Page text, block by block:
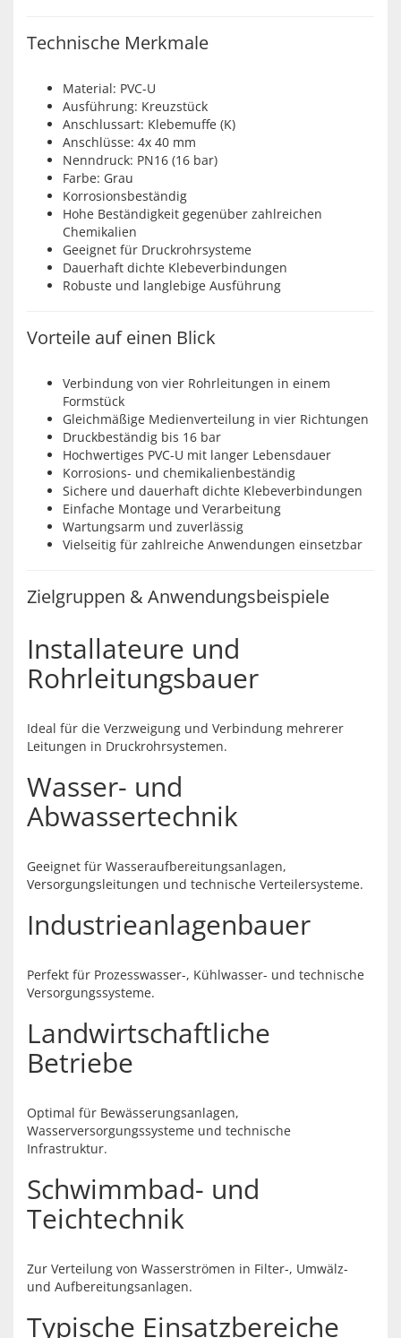
Technische Merkmale
Material: PVC-U
Ausführung: Kreuzstück
Anschlussart: Klebemuffe (K)
Anschlüsse: 4x 40 mm
Nenndruck: PN16 (16 bar)
Farbe: Grau
Korrosionsbeständig
Hohe Beständigkeit gegenüber zahlreichen
Chemikalien
Geeignet für Druckrohrsysteme
Dauerhaft dichte Klebeverbindungen
Robuste und langlebige Ausführung
Vorteile auf einen Blick
Verbindung von vier Rohrleitungen in einem
Formstück
Gleichmäßige Medienverteilung in vier Richtungen
Druckbeständig bis 16 bar
Hochwertiges PVC-U mit langer Lebensdauer
Korrosions- und chemikalienbeständig
Sichere und dauerhaft dichte Klebeverbindungen
Einfache Montage und Verarbeitung
Wartungsarm und zuverlässig
Vielseitig für zahlreiche Anwendungen einsetzbar
Zielgruppen & Anwendungsbeispiele
Installateure und
Rohrleitungsbauer
Ideal für die Verzweigung und Verbindung mehrerer
Leitungen in Druckrohrsystemen.
Wasser- und
Abwassertechnik
Geeignet für Wasseraufbereitungsanlagen,
Versorgungsleitungen und technische Verteilersysteme.
Industrieanlagenbauer
Perfekt für Prozesswasser-, Kühlwasser- und technische
Versorgungssysteme.
Landwirtschaftliche
Betriebe
Optimal für Bewässerungsanlagen,
Wasserversorgungssysteme und technische
Infrastruktur.
Schwimmbad- und
Teichtechnik
Zur Verteilung von Wasserströmen in Filter-, Umwälz-
und Aufbereitungsanlagen.
Typische Einsatzbereiche